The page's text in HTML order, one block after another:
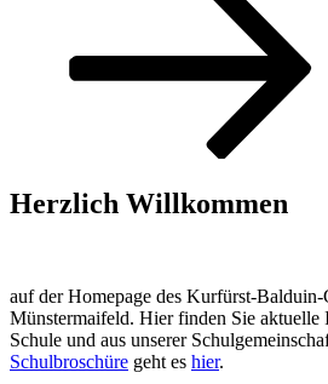
Herzlich Willkommen
auf der Homepage des Kurfürst-Balduin-
Münstermaifeld. Hier finden Sie aktuelle
Schule und aus unserer
Schulbroschüre geht es hier.